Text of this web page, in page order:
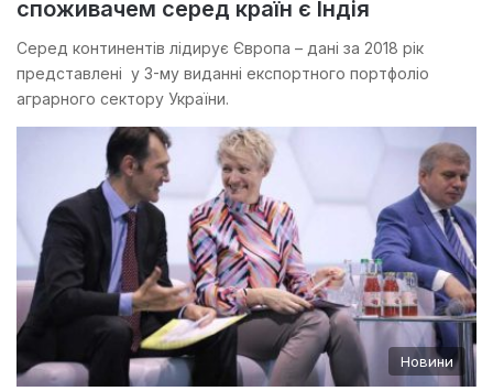
споживачем серед країн є Індія
Серед континентів лідирує Європа – дані за 2018 рік
представлені у 3-му виданні експортного портфоліо
аграрного сектору України.
Новини